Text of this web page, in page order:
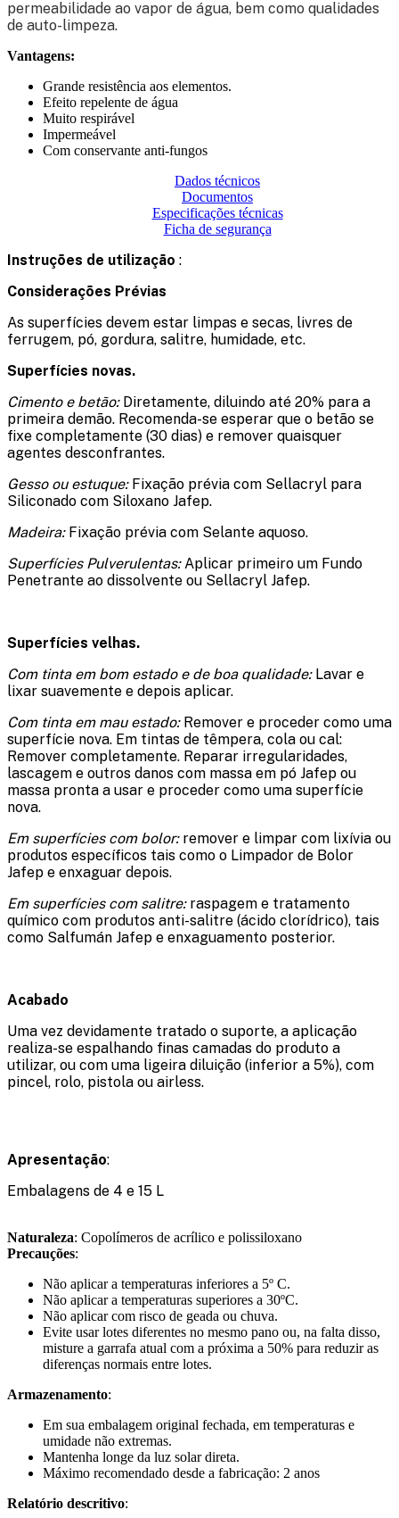
permeabilidade ao vapor de água, bem como qualidades
de auto-limpeza.
Vantagens:
Grande resistência aos elementos.
Efeito repelente de água
Muito respirável
Impermeável
Com conservante anti-fungos
Dados técnicos
Documentos
Especificações técnicas
Ficha de segurança
Instruções de utilização :
Considerações Prévias
As superfícies devem estar limpas e secas, livres de
ferrugem, pó, gordura, salitre, humidade, etc.
Superfícies novas.
Cimento e betão:Diretamente, diluindo até 20% para a
primeira demão. Recomenda-se esperar que o betão se
fixe completamente (30 dias) e remover quaisquer
agentes desconfrantes.
Gesso ou estuque:Fixação prévia com Sellacryl para
Siliconado com Siloxano Jafep.
Madeira:Fixação prévia com Selante aquoso.
Superfícies Pulverulentas:Aplicar primeiro um Fundo
Penetrante ao dissolvente ou Sellacryl Jafep.
Superfícies velhas.
Com tinta em bom estado e de boa qualidade:Lavar e
lixar suavemente e depois aplicar.
Com tinta em mau estado: Remover e proceder como uma
superfície nova. Em tintas de têmpera, cola ou cal:
Remover completamente. Reparar irregularidades,
lascagem e outros danos com massa em pó Jafep ou
massa pronta a usar e proceder como uma superfície
nova.
Em superfícies com bolor:remover e limpar com lixívia ou
produtos específicos tais como o Limpador de Bolor
Jafep e enxaguar depois.
Em superfícies com salitre: raspagem e tratamento
químico com produtos anti-salitre (ácido clorídrico), tais
como Salfumán Jafep e enxaguamento posterior.
Acabado
Uma vez devidamente tratado o suporte, a aplicação
realiza-se espalhando finas camadas do produto a
utilizar, ou com uma ligeira diluição (inferior a 5%), com
pincel, rolo, pistola ou airless.
Apresentação:
Embalagens de 4 e 15 L
Naturaleza: Copolímeros de acrílico e polissiloxano
Precauções:
Não aplicar a temperaturas inferiores a 5º C.
Não aplicar a temperaturas superiores a 30ºC.
Não aplicar com risco de geada ou chuva.
Evite usar lotes diferentes no mesmo pano ou, na falta disso,
misture a garrafa atual com a próxima a 50% para reduzir as
diferenças normais entre lotes.
Armazenamento:
Em sua embalagem original fechada, em temperaturas e
umidade não extremas.
Mantenha longe da luz solar direta.
Máximo recomendado desde a fabricação: 2 anos
Relatório descritivo: